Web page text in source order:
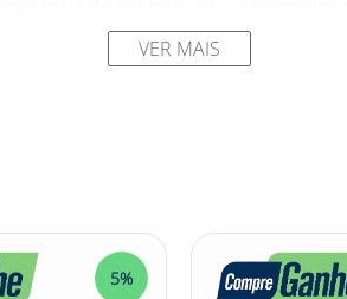
especiais, conferindo maior
indústrias de alimentos,
secos e protegidos contra respingos
VER MAIS
5%